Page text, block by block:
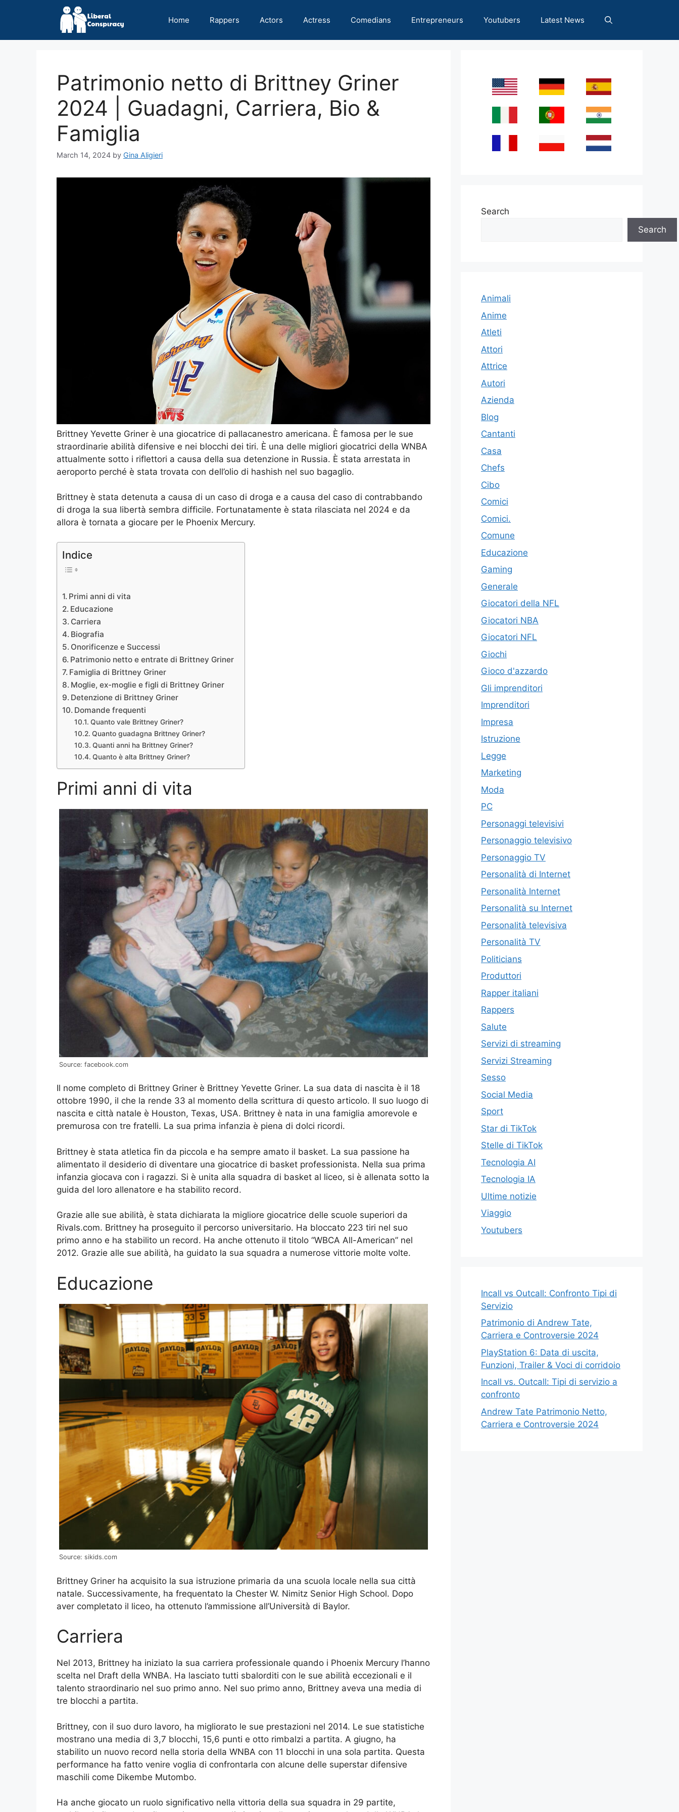
Home Rappers Actors Actress Comedians Entrepreneurs Youtubers Latest News
Patrimonio netto di Brittney Griner
2024 | Guadagni, Carriera, Bio &
Famiglia
March 14, 2024 by Gina Aligieri
Brittney Yevette Griner è una giocatrice di pallacanestro americana. È famosa per le sue
straordinarie abilità difensive e nei blocchi dei tiri. È una delle migliori giocatrici della WNBA
attualmente sotto i riflettori a causa della sua detenzione in Russia. È stata arrestata in
aeroporto perché è stata trovata con dell’olio di hashish nel suo bagaglio.
Brittney è stata detenuta a causa di un caso di droga e a causa del caso di contrabbando
di droga la sua libertà sembra difficile. Fortunatamente è stata rilasciata nel 2024 e da
allora è tornata a giocare per le Phoenix Mercury.
Indice
Primi anni di vita
Educazione
Carriera
Biografia
Onorificenze e Successi
Patrimonio netto e entrate di Brittney Griner
Famiglia di Brittney Griner
Moglie, ex-moglie e figli di Brittney Griner
Detenzione di Brittney Griner
Domande frequenti
Quanto vale Brittney Griner?
Quanto guadagna Brittney Griner?
Quanti anni ha Brittney Griner?
Quanto è alta Brittney Griner?
Primi anni di vita
Source: facebook.com
Il nome completo di Brittney Griner è Brittney Yevette Griner. La sua data di nascita è il 18
ottobre 1990, il che la rende 33 al momento della scrittura di questo articolo. Il suo luogo di
nascita e città natale è Houston, Texas, USA. Brittney è nata in una famiglia amorevole e
premurosa con tre fratelli. La sua prima infanzia è piena di dolci ricordi.
Brittney è stata atletica fin da piccola e ha sempre amato il basket. La sua passione ha
alimentato il desiderio di diventare una giocatrice di basket professionista. Nella sua prima
infanzia giocava con i ragazzi. Si è unita alla squadra di basket al liceo, si è allenata sotto la
guida del loro allenatore e ha stabilito record.
Grazie alle sue abilità, è stata dichiarata la migliore giocatrice delle scuole superiori da
Rivals.com. Brittney ha proseguito il percorso universitario. Ha bloccato 223 tiri nel suo
primo anno e ha stabilito un record. Ha anche ottenuto il titolo “WBCA All-American” nel
2012. Grazie alle sue abilità, ha guidato la sua squadra a numerose vittorie molte volte.
Educazione
Source: sikids.com
Brittney Griner ha acquisito la sua istruzione primaria da una scuola locale nella sua città
natale. Successivamente, ha frequentato la Chester W. Nimitz Senior High School. Dopo
aver completato il liceo, ha ottenuto l’ammissione all’Università di Baylor.
Carriera
Nel 2013, Brittney ha iniziato la sua carriera professionale quando i Phoenix Mercury l’hanno
scelta nel Draft della WNBA. Ha lasciato tutti sbalorditi con le sue abilità eccezionali e il
talento straordinario nel suo primo anno. Nel suo primo anno, Brittney aveva una media di
tre blocchi a partita.
Brittney, con il suo duro lavoro, ha migliorato le sue prestazioni nel 2014. Le sue statistiche
mostrano una media di 3,7 blocchi, 15,6 punti e otto rimbalzi a partita. A giugno, ha
stabilito un nuovo record nella storia della WNBA con 11 blocchi in una sola partita. Questa
performance ha fatto venire voglia di confrontarla con alcune delle superstar difensive
maschili come Dikembe Mutombo.
Ha anche giocato un ruolo significativo nella vittoria della sua squadra in 29 partite,
Search
Search
Animali
Anime
Atleti
Attori
Attrice
Autori
Azienda
Blog
Cantanti
Casa
Chefs
Cibo
Comici
Comici.
Comune
Educazione
Gaming
Generale
Giocatori della NFL
Giocatori NBA
Giocatori NFL
Giochi
Gioco d'azzardo
Gli imprenditori
Imprenditori
Impresa
Istruzione
Legge
Marketing
Moda
PC
Personaggi televisivi
Personaggio televisivo
Personaggio TV
Personalità di Internet
Personalità Internet
Personalità su Internet
Personalità televisiva
Personalità TV
Politicians
Produttori
Rapper italiani
Rappers
Salute
Servizi di streaming
Servizi Streaming
Sesso
Social Media
Sport
Star di TikTok
Stelle di TikTok
Tecnologia AI
Tecnologia IA
Ultime notizie
Viaggio
Youtubers
Incall vs Outcall: Confronto Tipi di
Servizio
Patrimonio di Andrew Tate,
Carriera e Controversie 2024
PlayStation 6: Data di uscita,
Funzioni, Trailer & Voci di corridoio
Incall vs. Outcall: Tipi di servizio a
confronto
Andrew Tate Patrimonio Netto,
Carriera e Controversie 2024